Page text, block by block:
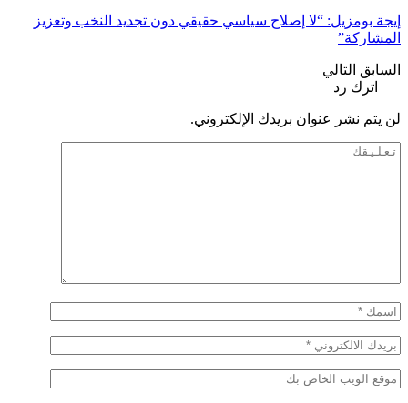
إيجة بومزيل: “لا إصلاح سياسي حقيقي دون تجديد النخب وتعزيز
المشاركة”
السابق التالي
اترك رد
لن يتم نشر عنوان بريدك الإلكتروني.